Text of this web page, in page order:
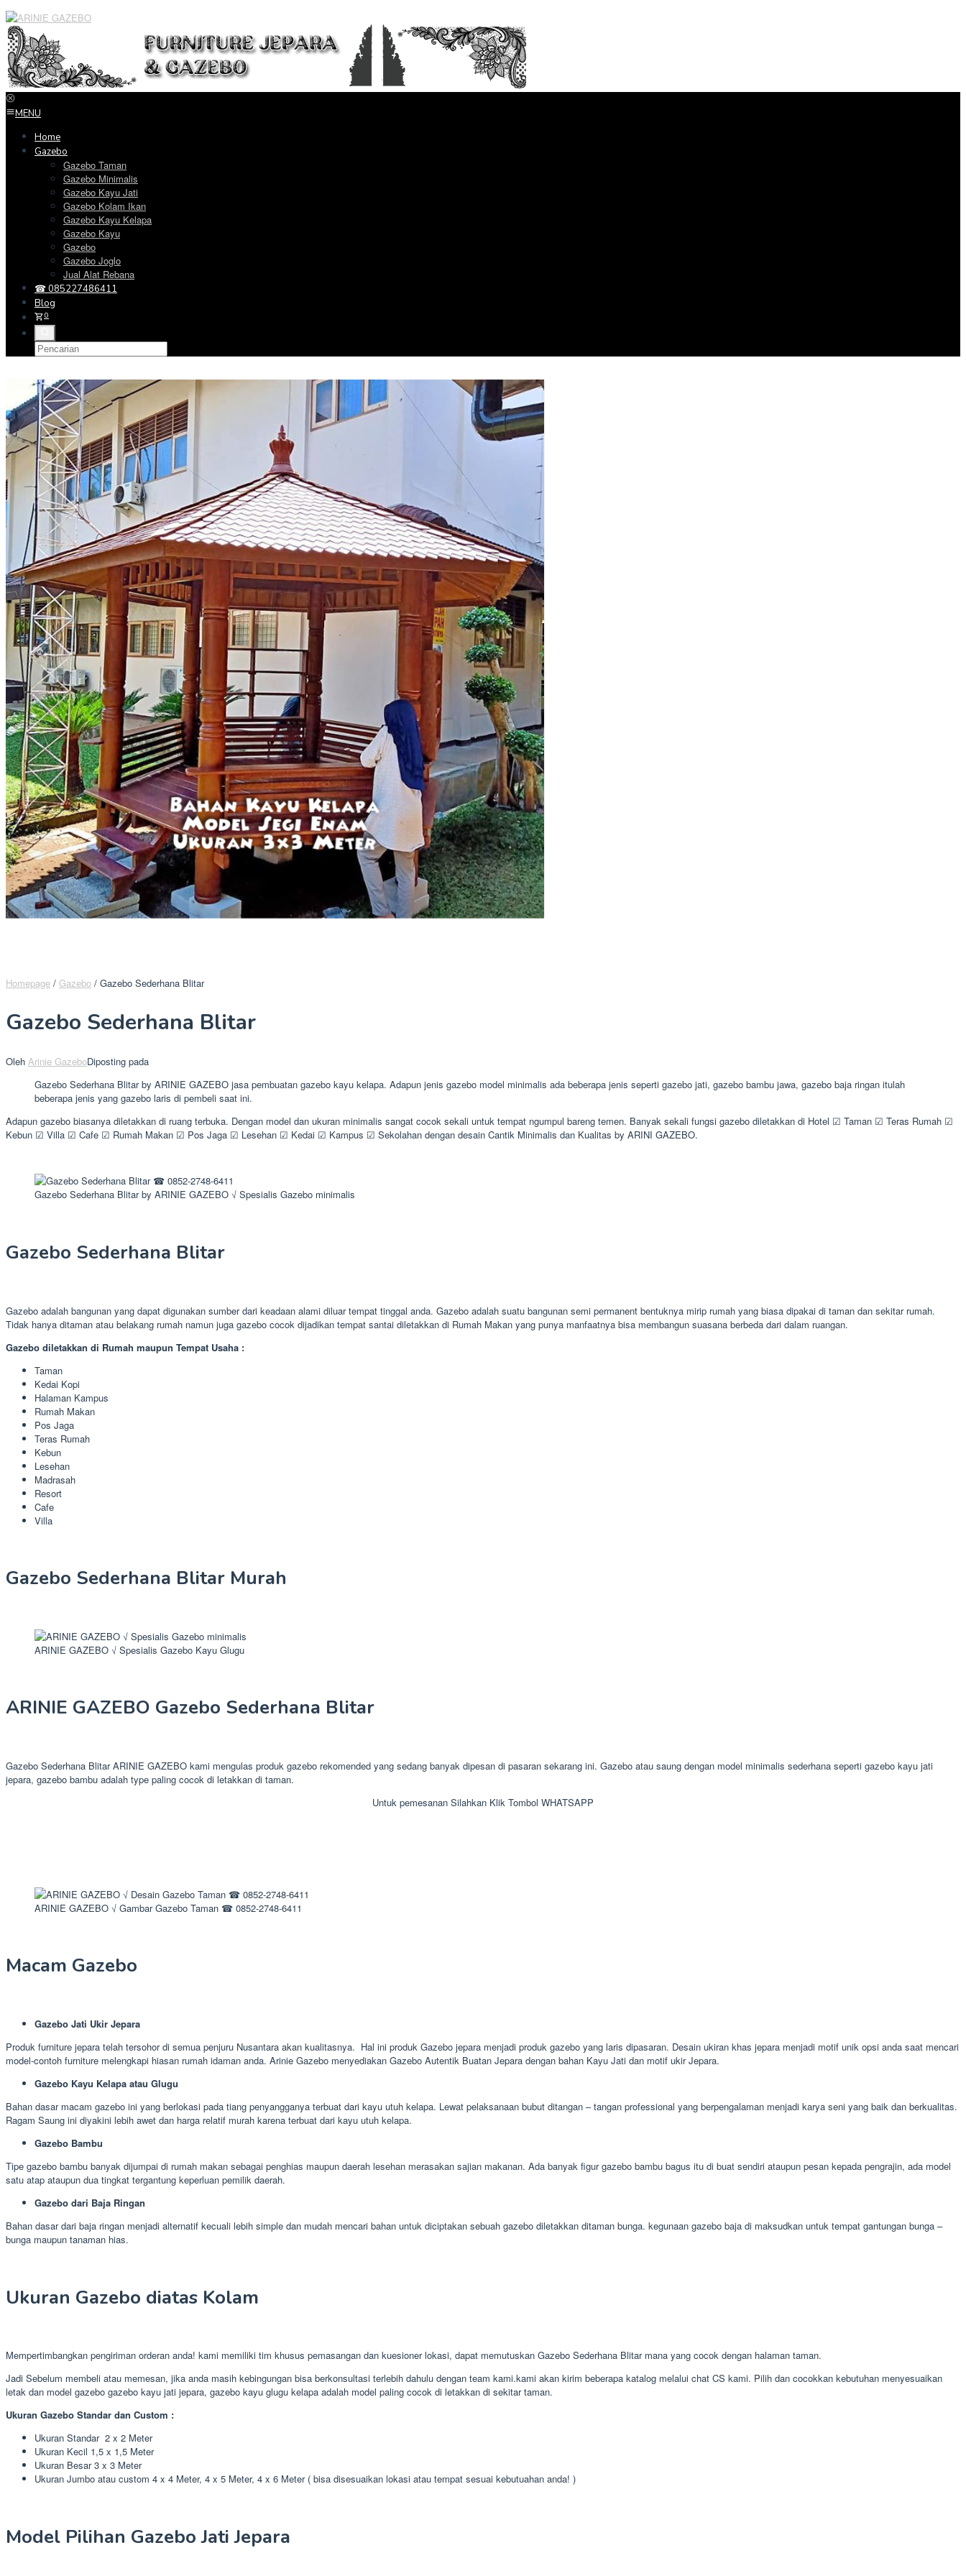
Loncat
ke
konten
MENU
Home
Gazebo
Gazebo Taman
Gazebo Minimalis
Gazebo Kayu Jati
Gazebo Kolam Ikan
Gazebo Kayu Kelapa
Gazebo Kayu
Gazebo
Gazebo Joglo
Jual Alat Rebana
☎ 085227486411
Blog
0
Homepage / Gazebo / Gazebo Sederhana Blitar
Gazebo Sederhana Blitar
Oleh Arinie GazeboDiposting pada
Gazebo Sederhana Blitar by ARINIE GAZEBO jasa pembuatan gazebo kayu kelapa. Adapun jenis gazebo model minimalis ada beberapa jenis seperti gazebo jati, gazebo bambu jawa, gazebo baja ringan itulah
beberapa jenis yang gazebo laris di pembeli saat ini.
Adapun gazebo biasanya diletakkan di ruang terbuka. Dengan model dan ukuran minimalis sangat cocok sekali untuk tempat ngumpul bareng temen. Banyak sekali fungsi gazebo diletakkan di Hotel ☑ Taman ☑ Teras Rumah ☑
Kebun ☑ Villa ☑ Cafe ☑ Rumah Makan ☑ Pos Jaga ☑ Lesehan ☑ Kedai ☑ Kampus ☑ Sekolahan dengan desain Cantik Minimalis dan Kualitas by ARINI GAZEBO.
Gazebo Sederhana Blitar by ARINIE GAZEBO √ Spesialis Gazebo minimalis
Gazebo Sederhana Blitar
Gazebo adalah bangunan yang dapat digunakan sumber dari keadaan alami diluar tempat tinggal anda. Gazebo adalah suatu bangunan semi permanent bentuknya mirip rumah yang biasa dipakai di taman dan sekitar rumah.
Tidak hanya ditaman atau belakang rumah namun juga gazebo cocok dijadikan tempat santai diletakkan di Rumah Makan yang punya manfaatnya bisa membangun suasana berbeda dari dalam ruangan.
Gazebo diletakkan di Rumah maupun Tempat Usaha :
Taman
Kedai Kopi
Halaman Kampus
Rumah Makan
Pos Jaga
Teras Rumah
Kebun
Lesehan
Madrasah
Resort
Cafe
Villa
Gazebo Sederhana Blitar Murah
ARINIE GAZEBO √ Spesialis Gazebo Kayu Glugu
ARINIE GAZEBO Gazebo Sederhana Blitar
Gazebo Sederhana Blitar ARINIE GAZEBO kami mengulas produk gazebo rekomended yang sedang banyak dipesan di pasaran sekarang ini. Gazebo atau saung dengan model minimalis sederhana seperti gazebo kayu jati
jepara, gazebo bambu adalah type paling cocok di letakkan di taman.
Untuk pemesanan Silahkan Klik Tombol WHATSAPP
ARINIE GAZEBO √ Gambar Gazebo Taman ☎ 0852-2748-6411
Macam Gazebo
Gazebo Jati Ukir Jepara
Produk furniture jepara telah tersohor di semua penjuru Nusantara akan kualitasnya. Hal ini produk Gazebo jepara menjadi produk gazebo yang laris dipasaran. Desain ukiran khas jepara menjadi motif unik opsi anda saat mencari
model-contoh furniture melengkapi hiasan rumah idaman anda. Arinie Gazebo menyediakan Gazebo Autentik Buatan Jepara dengan bahan Kayu Jati dan motif ukir Jepara.
Gazebo Kayu Kelapa atau Glugu
Bahan dasar macam gazebo ini yang berlokasi pada tiang penyangganya terbuat dari kayu utuh kelapa. Lewat pelaksanaan bubut ditangan – tangan professional yang berpengalaman menjadi karya seni yang baik dan berkualitas.
Ragam Saung ini diyakini lebih awet dan harga relatif murah karena terbuat dari kayu utuh kelapa.
Gazebo Bambu
Tipe gazebo bambu banyak dijumpai di rumah makan sebagai penghias maupun daerah lesehan merasakan sajian makanan. Ada banyak figur gazebo bambu bagus itu di buat sendiri ataupun pesan kepada pengrajin, ada model
satu atap ataupun dua tingkat tergantung keperluan pemilik daerah.
Gazebo dari Baja Ringan
Bahan dasar dari baja ringan menjadi alternatif kecuali lebih simple dan mudah mencari bahan untuk diciptakan sebuah gazebo diletakkan ditaman bunga. kegunaan gazebo baja di maksudkan untuk tempat gantungan bunga –
bunga maupun tanaman hias.
Ukuran Gazebo diatas Kolam
Mempertimbangkan pengiriman orderan anda! kami memiliki tim khusus pemasangan dan kuesioner lokasi, dapat memutuskan Gazebo Sederhana Blitar mana yang cocok dengan halaman taman.
Jadi Sebelum membeli atau memesan, jika anda masih kebingungan bisa berkonsultasi terlebih dahulu dengan team kami.kami akan kirim beberapa katalog melalui chat CS kami. Pilih dan cocokkan kebutuhan menyesuaikan
letak dan model gazebo gazebo kayu jati jepara, gazebo kayu glugu kelapa adalah model paling cocok di letakkan di sekitar taman.
Ukuran Gazebo Standar dan Custom :
Ukuran Standar 2 x 2 Meter
Ukuran Kecil 1,5 x 1,5 Meter
Ukuran Besar 3 x 3 Meter
Ukuran Jumbo atau custom 4 x 4 Meter, 4 x 5 Meter, 4 x 6 Meter ( bisa disesuaikan lokasi atau tempat sesuai kebutuahan anda! )
Model Pilihan Gazebo Jati Jepara